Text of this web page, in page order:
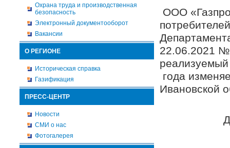
Охрана труда и производственная
безопасность
Электронный документооборот
Вакансии
О РЕГИОНЕ
Историческая справка
Газификация
ПРЕСС-ЦЕНТР
Новости
СМИ о нас
Фотогалерея
ООО
22.06.2021 №
года
Ивановской